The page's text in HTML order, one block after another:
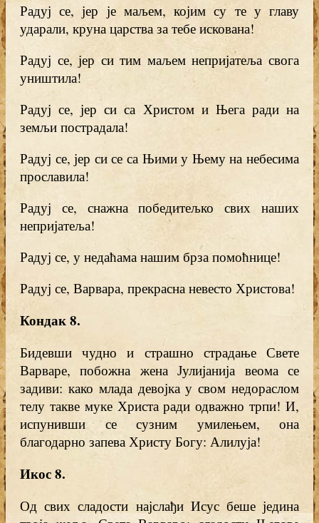
Радуј се, јер је маљем, којим су те у главу
ударали, круна царства за тебе искована!
Радуј се, јер си тим маљем непријатеља свога
уништила!
Радуј се, јер си са Христом и Њега ради на
земљи пострадала!
Радуј се, јер си се са Њими у Њему на небесима
прославила!
Радуј се, снажна победитељко свих наших
непријатеља!
Радуј се, у недаћама нашим брза помоћнице!
Радуј се, Варвара, прекрасна невесто Христова!
Кондак 8.
Бидевши чудно и страшно страдање Свете
Варваре, побожна жена Јулијанија веома се
задиви: како млада девојка у свом недораслом
телу такве муке Христа ради одважно трпи! И,
испунивши се сузним умилењем, она
благодарно запева Христу Богу: Алилуја!
Икос 8.
Од свих сладости најслађи Исус беше једина